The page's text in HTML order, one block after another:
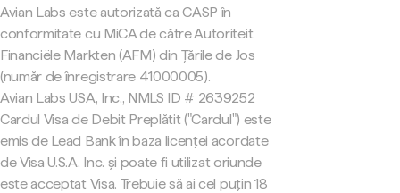
Avian Labs este autorizată ca CASP în
conformitate cu MiCA de către Autoriteit
Financiële Markten (AFM) din Țările de Jos
(număr de înregistrare 41000005).
Avian Labs USA, Inc., NMLS ID # 2639252
Cardul Visa de Debit Preplătit ("Cardul") este
emis de Lead Bank în baza licenței acordate
de Visa U.S.A. Inc. și poate fi utilizat oriunde
este acceptat Visa. Trebuie să ai cel puțin 18